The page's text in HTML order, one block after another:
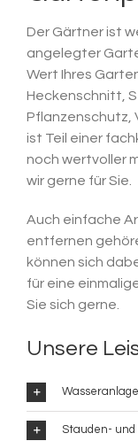
Der Gärtner ist
angelegter
Wert Ihres
Heckenschnitt,
Pflanzenschutz,
ist Teil einer
noch wertvoller
wir gerne für Sie.
Auch einfache
entfernen
können sich
für eine
Sie sich gerne.
Unsere
Stauden-